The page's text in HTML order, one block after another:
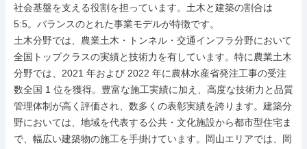
社会基盤を支える役割を担っています。土木と建築の割合は
5:5。バランスのとれた事業モデルが特徴です。
土木分野では、農業土木・トンネル・交通インフラ分野において
全国トップクラスの実績と技術力を有しています。特に農業土木
分野では、2021 年および 2022 年に農林水産省発注工事の受注
数全国 1 位を獲得。豊富な施工実績に加え、高度な技術力と品質
管理体制が高く評価され、数多くの表彰実績を誇ります。建築分
野においては、地域を代表する公共・文化施設から都市型住宅ま
で、幅広い建築物の施工を手掛けています。岡山エリアでは、岡